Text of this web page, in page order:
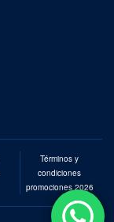
Términos y
condiciones
promociones 2026